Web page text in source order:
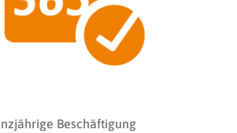
Beschäftigung